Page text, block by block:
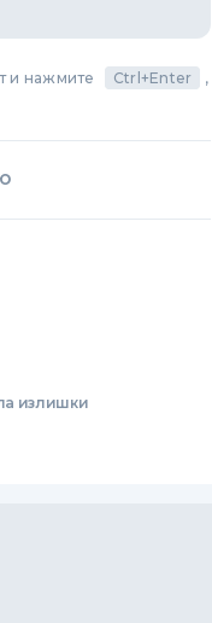
и нажмите Ctrl+Enter
,
излишки